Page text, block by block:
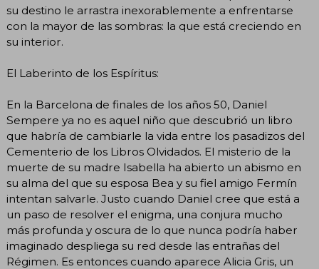
su destino le arrastra inexorablemente a enfrentarse
con la mayor de las sombras: la que está creciendo en
su interior.
El Laberinto de los Espíritus:
En la Barcelona de finales de los años 50, Daniel
Sempere ya no es aquel niño que descubrió un libro
que habría de cambiarle la vida entre los pasadizos del
Cementerio de los Libros Olvidados. El misterio de la
muerte de su madre Isabella ha abierto un abismo en
su alma del que su esposa Bea y su fiel amigo Fermín
intentan salvarle. Justo cuando Daniel cree que está a
un paso de resolver el enigma, una conjura mucho
más profunda y oscura de lo que nunca podría haber
imaginado despliega su red desde las entrañas del
Régimen. Es entonces cuando aparece Alicia Gris, un